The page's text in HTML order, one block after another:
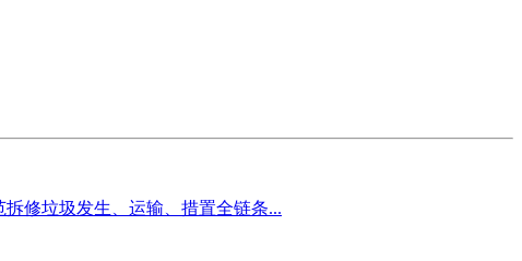
修垃圾发生、运输、措置全链条...